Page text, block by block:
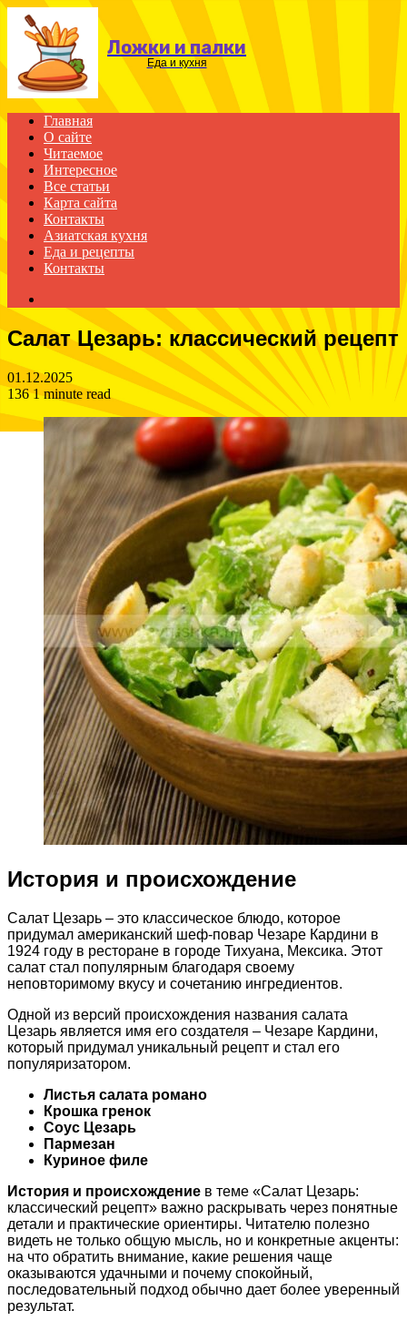
Menu
Ложки и палки
Еда и кухня
Главная
О сайте
Читаемое
Интересное
Все статьи
Карта сайта
Контакты
Азиатская кухня
Еда и рецепты
Контакты
Салат Цезарь: классический рецепт
01.12.2025
1361 minute read
История и происхождение
Салат Цезарь – это классическое блюдо, которое
придумал американский шеф-повар Чезаре Кардини в
1924 году в ресторане в городе Тихуана, Мексика. Этот
салат стал популярным благодаря своему
неповторимому вкусу и сочетанию ингредиентов.
Одной из версий происхождения названия салата
Цезарь является имя его создателя – Чезаре Кардини,
который придумал уникальный рецепт и стал его
популяризатором.
Листья салата романо
Крошка гренок
Соус Цезарь
Пармезан
Куриное филе
История и происхождение в теме «Салат Цезарь:
классический рецепт» важно раскрывать через понятные
детали и практические ориентиры. Читателю полезно
видеть не только общую мысль, но и конкретные акценты:
на что обратить внимание, какие решения чаще
оказываются удачными и почему спокойный,
последовательный подход обычно дает более уверенный
результат.